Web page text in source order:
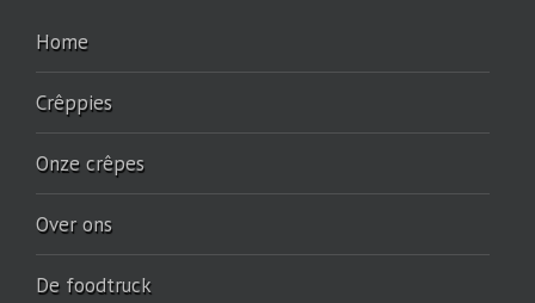
Home
Crêppies
Onze crêpes
Over ons
De foodtruck